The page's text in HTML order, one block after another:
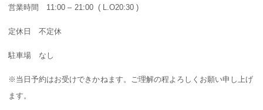
営業時間 11:00 – 21:00 ( L.O20:30 )
定休日 不定休
駐車場 なし
※当日予約はお受けできかねます。ご理解の程よろしくお願い申し上げ
ます。